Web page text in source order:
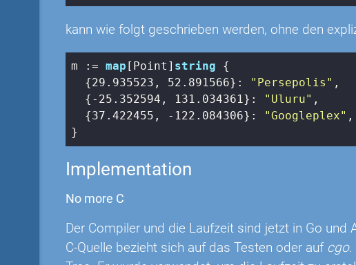
kann wie folgt geschrieben werden, ohne den
m := map [Point] string {
  {
29.935523 , 52.891566}: "Persepolis" ,
  {
-25.352594 , 131.034361 }: "Uluru" ,
  {
37.422455 , -122.084306}: "Googleplex" ,
}
Implementation
No more C
Der Compiler und die Laufzeit sind jetzt in Go
C-Quelle bezieht sich auf das Testen oder auf cgo.